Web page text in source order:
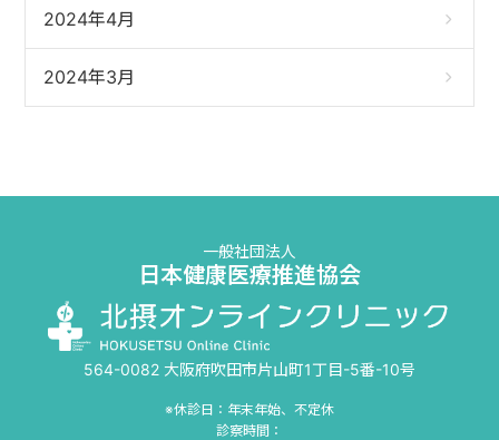
2024年4月
2024年3月
一般社団法人
日本健康医療推進協会
564-0082 大阪府吹田市片山町1丁目-5番-10号
※休診日：年末年始、不定休
診察時間：